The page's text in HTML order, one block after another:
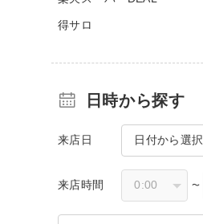
得サロ
日時から探す
来店日 日付から選択
来店時間 〜